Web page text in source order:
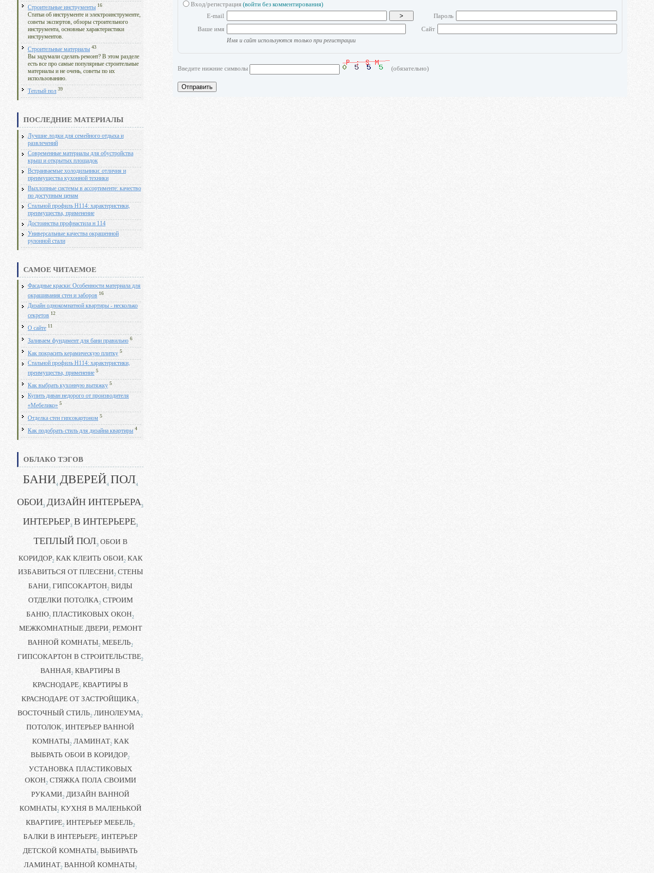
Строительные инструменты 16
Статьи об инструменте и электроинструменте,
советы экспертов, обзоры строительного
инструмента, основные характеристики
инструментов.
Строительные материалы 43
Вы задумали сделать ремонт? В этом разделе
есть все про самые популярные строительные
материалы и не очень, советы по их
использованию.
Теплый пол 39
ПОСЛЕДНИЕ МАТЕРИАЛЫ
Лучшие лодки для семейного отдыха и
развлечений
Современные материалы для обустройства
крыш и открытых площадок
Встраиваемые холодильники: отличия и
преимущества кухонной техники
Выхлопные системы в ассортименте: качество
по доступным ценам
Стальной профиль Н114: характеристики,
преимущества, применение
Достоинства профнастила н 114
Универсальные качества окрашенной
рулонной стали
САМОЕ ЧИТАЕМОЕ
Фасадные краски: Особенности материала для
окрашивания стен и заборов 16
Дизайн однокомнатной квартиры - несколько
секретов 12
О сайте 11
Заливаем фундамент для бани правильно 6
Как покрасить керамическую плитку 5
Стальной профиль Н114: характеристики,
преимущества, применение 5
Как выбрать кухонную вытяжку 5
Купить диван недорого от производителя
«Мебелико» 5
Отделка стен гипсокартоном 5
Как подобрать стиль для дизайна квартиры 4
ОБЛАКО ТЭГОВ
БАНИ4 ДВЕРЕЙ4 ПОЛ4
ОБОИ3 ДИЗАЙН ИНТЕРЬЕРА3
ИНТЕРЬЕР3 В ИНТЕРЬЕРЕ3
ТЕПЛЫЙ ПОЛ3 ОБОИ В
КОРИДОР2 КАК КЛЕИТЬ ОБОИ2 КАК
ИЗБАВИТЬСЯ ОТ ПЛЕСЕНИ2 СТЕНЫ
БАНИ2 ГИПСОКАРТОН2 ВИДЫ
ОТДЕЛКИ ПОТОЛКА2 СТРОИМ
БАНЮ2 ПЛАСТИКОВЫХ ОКОН2
МЕЖКОМНАТНЫЕ ДВЕРИ2 РЕМОНТ
ВАННОЙ КОМНАТЫ2 МЕБЕЛЬ2
ГИПСОКАРТОН В СТРОИТЕЛЬСТВЕ2
ВАННАЯ2 КВАРТИРЫ В
КРАСНОДАРЕ2 КВАРТИРЫ В
КРАСНОДАРЕ ОТ ЗАСТРОЙЩИКА2
ВОСТОЧНЫЙ СТИЛЬ2 ЛИНОЛЕУМА2
ПОТОЛОК2 ИНТЕРЬЕР ВАННОЙ
КОМНАТЫ2 ЛАМИНАТ2 КАК
ВЫБРАТЬ ОБОИ В КОРИДОР2
УСТАНОВКА ПЛАСТИКОВЫХ
ОКОН2 СТЯЖКА ПОЛА СВОИМИ
РУКАМИ2 ДИЗАЙН ВАННОЙ
КОМНАТЫ2 КУХНЯ В МАЛЕНЬКОЙ
КВАРТИРЕ2 ИНТЕРЬЕР МЕБЕЛЬ2
БАЛКИ В ИНТЕРЬЕРЕ2 ИНТЕРЬЕР
ДЕТСКОЙ КОМНАТЫ2 ВЫБИРАТЬ
ЛАМИНАТ2 ВАННОЙ КОМНАТЫ2
Вход/регистрация (войти без комментирования)
E-mail
>
Пароль
Ваше имя
Сайт
Имя и сайт используются только при регистрации
Введите нижние символы (обязательно)
Отправить